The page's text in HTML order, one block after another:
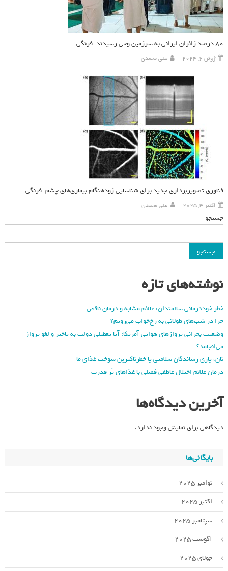
۸۰ درصد زائران ايراني به سرزمين وحي رسيدند_فرنگی
ژوئن 6, 2024 علی محمدی
فناوری تصویربرداری جدید برای شناسایی زودهنگام بیماری‌های چشم_فرنگی
اکتبر 3, 2025 علی محمدی
جستجو
جستجو
نوشته‌های تازه
خطر خوددرمانی سالمندان: علائم مشابه و درمان ناقص
چرا در شب‌های طولانی به رخ‌خواب می‌رویم؟
وضعیت بحرانی پروازهای هوایی آمریکا: آیا تعطیلی دولت به تاخیر و لغو پرواز
می‌انجامد؟
نان، یاری رساندگان سلامتی یا خطرناکترین سوخت غذای ما
درمان علائم اختلال عاطفی فصلی با غذاهای پُر قدرت
آخرین دیدگاه‌ها
دیدگاهی برای نمایش وجود ندارد.
بایگانی‌ها
نوامبر 2025
اکتبر 2025
سپتامبر 2025
آگوست 2025
جولای 2025